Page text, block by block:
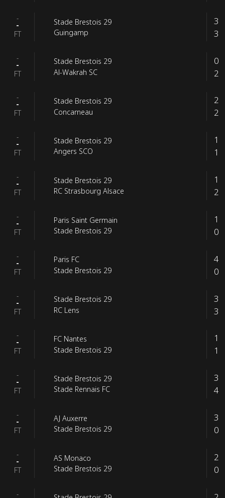
-
-
FT
Stade Brestois 29
Guingamp
3
3
-
-
FT
Stade Brestois 29
Al-Wakrah SC
0
2
-
-
FT
Stade Brestois 29
Concarneau
2
2
-
-
FT
Stade Brestois 29
Angers SCO
1
1
-
-
FT
Stade Brestois 29
RC Strasbourg Alsace
1
2
-
-
FT
Paris Saint Germain
Stade Brestois 29
1
0
-
-
FT
Paris FC
Stade Brestois 29
4
0
-
-
FT
Stade Brestois 29
RC Lens
3
3
-
-
FT
FC Nantes
Stade Brestois 29
1
1
-
-
FT
Stade Brestois 29
Stade Rennais FC
3
4
-
-
FT
AJ Auxerre
Stade Brestois 29
3
0
-
-
FT
AS Monaco
Stade Brestois 29
2
0
-